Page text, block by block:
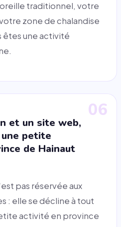
traditionnel, votre
zone de chalandise
êtes une activité
06
et un site web,
petite
de Hainaut
pas réservée aux
: elle se décline à tout
activité en province